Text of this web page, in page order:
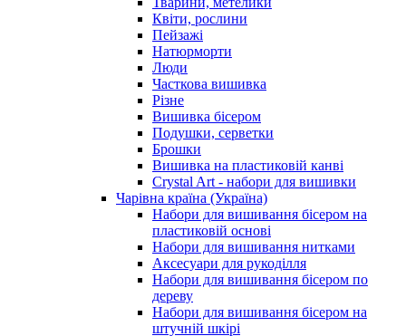
Квіти, рослини
Пейзажі
Натюрморти
Люди
Часткова вишивка
Різне
Вишивка бісером
Подушки, серветки
Брошки
Вишивка на пластиковій канві
Crystal Art - набори для вишивки
Чарівна країна (Україна)
Набори для вишивання бісером на
пластиковій основі
Набори для вишивання нитками
Аксесуари для рукоділля
Набори для вишивання бісером по
дереву
Набори для вишивання бісером на
штучній шкірі